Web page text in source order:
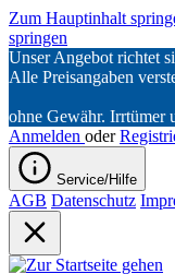
Zum Hauptinhalt
springen
Unser Angebot richtet
Alle Preisangaben
ohne Gewähr. Irrtümer
Anmelden oder
Service/Hilfe
AGB Datenschutz